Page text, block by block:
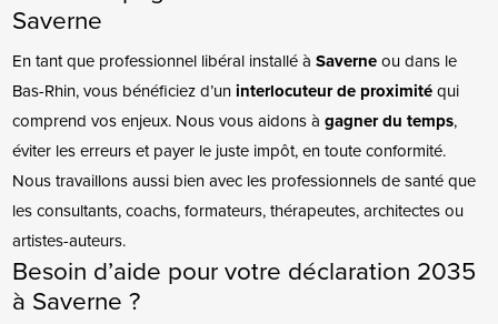
Saverne
En tant que professionnel libéral installé àSaverneou dans le
Bas-Rhin, vous bénéficiez d’uninterlocuteur de proximitéqui
comprend vos enjeux. Nous vous aidons àgagner du temps,
éviter les erreurs et payer le juste impôt, en toute conformité.
Nous travaillons aussi bien avec les professionnels de santé que
les consultants, coachs, formateurs, thérapeutes, architectes ou
artistes-auteurs.
Besoin d’aide pour votre déclaration 2035
à Saverne ?